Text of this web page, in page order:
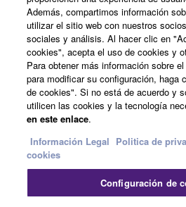
España - Spanish
Empresa
Además, compartimos información
utilizar el sitio web con nuestros
sociales y análisis. Al hacer clic en
cookies", acepta el uso de cookies y
Para obtener más información sobre
para modificar su configuración, haga
de cookies". Si no está de acuerdo y
utilicen las cookies y la tecnología
en este enlace.
Información Legal Politica de
cookies
Configuración de